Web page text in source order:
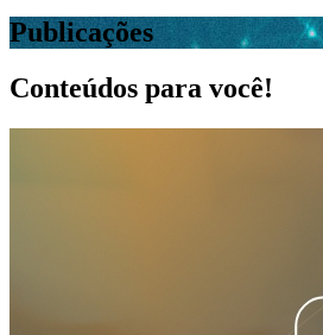
Publicações
Conteúdos para você!